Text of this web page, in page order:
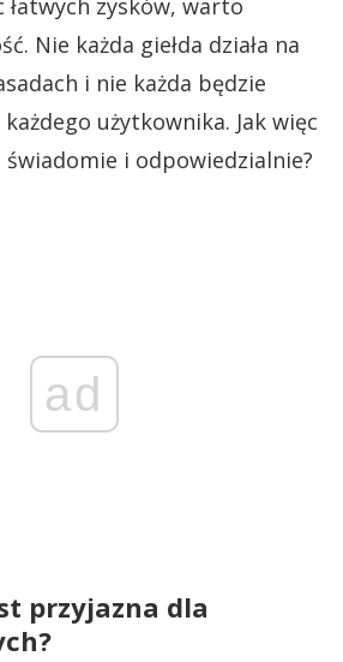
zysków, warto
Nie każda giełda działa na
i nie każda będzie
użytkownika. Jak więc
i odpowiedzialnie?
ad
przyjazna dla